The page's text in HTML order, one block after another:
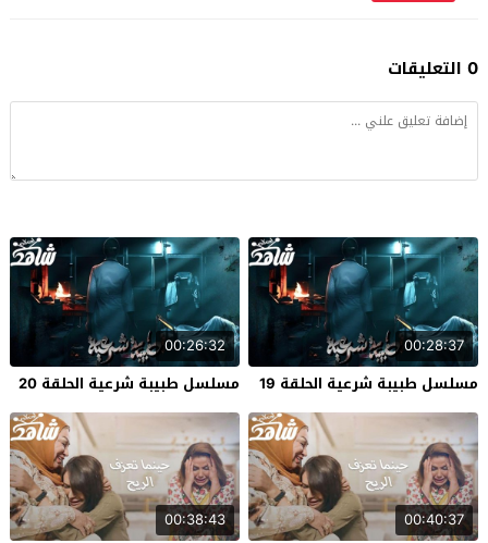
0 التعليقات
00:28:37
مسلسل طبيبة شرعية الحلقة 19
00:26:32
مسلسل طبيبة شرعية الحلقة 20
00:40:37
00:38:43